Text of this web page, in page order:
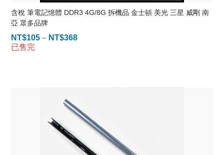
含稅 筆電記憶體 DDR3 4G/8G 拆機品 金士頓 美光 三星 威剛 南
亞 眾多品牌
NT$105 – NT$368價
已售完